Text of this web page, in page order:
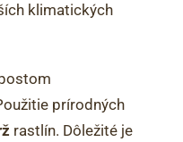
klimatických
prírodných
rastlín. Dôležité je